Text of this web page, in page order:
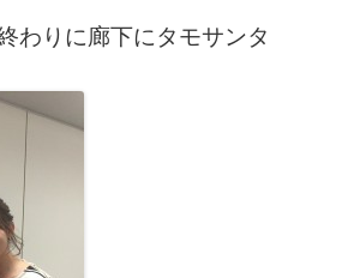
わりに廊下にタモサンタ